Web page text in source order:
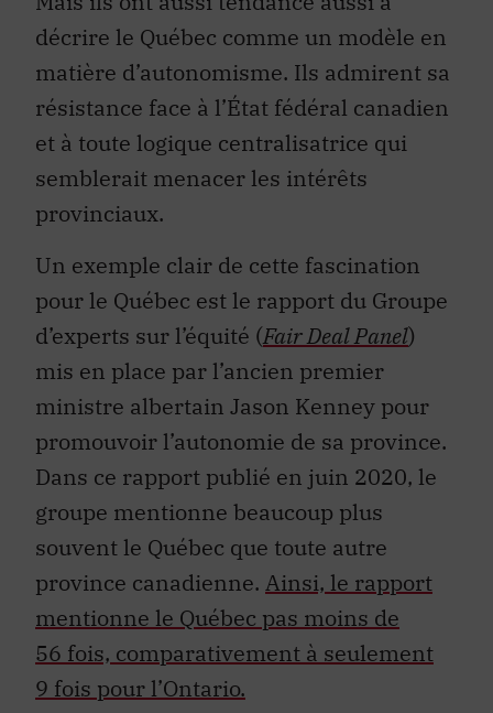
décrire le Québec comme un modèle en
matière d’autonomisme. Ils admirent sa
résistance face à l’État fédéral canadien
et à toute logique centralisatrice qui
semblerait menacer les intérêts
provinciaux.
Un exemple clair de cette fascination
pour le Québec est le rapport du Groupe
d’experts sur l’équité (Fair Deal Panel)
mis en place par l’ancien premier
ministre albertain Jason Kenney pour
promouvoir l’autonomie de sa province.
Dans ce rapport publié en juin 2020, le
groupe mentionne beaucoup plus
souvent le Québec que toute autre
province canadienne. Ainsi, le rapport
mentionne le Québec pas moins de
56 fois, comparativement à seulement
9 fois pour l’Ontario.